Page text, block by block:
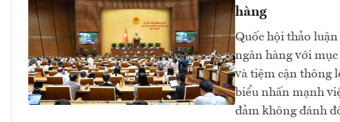
hàng
Quốc hội thảo
ngân hàng với
và tiệm cận thông
biểu nhấn mạnh
đảm không đánh